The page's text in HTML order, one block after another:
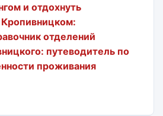
и отдохнуть
отделений
путеводитель по
проживания